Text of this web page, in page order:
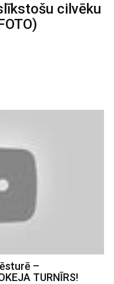
cilvēku
–
TURNĪRS!